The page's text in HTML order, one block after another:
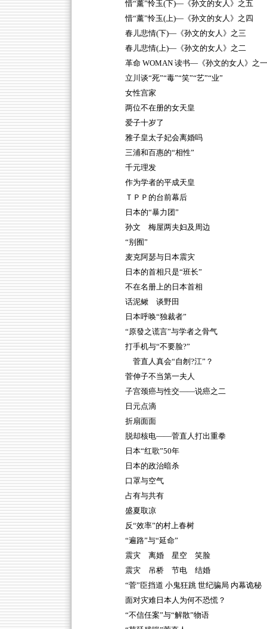
惜“薰”怜玉(下)—《孙文的女人》之五
惜“薰”怜玉(上)—《孙文的女人》之四
春儿悲情(下)—《孙文的女人》之三
春儿悲情(上)—《孙文的女人》之二
革命 WOMAN 读书—《孙文的女人》之一
立川谈“死”“毒”“笑”“艺”“业”
女性宫家
两位不在册的女天皇
爱子十岁了
雅子皇太子妃会离婚吗
三浦和百惠的“相性”
千元理发
作为学者的平成天皇
ＴＰＰ的台前幕后
日本的“暴力团”
孙文 梅屋两夫妇及周边
“别囿”
麦克阿瑟与日本震灾
日本的首相只是“班长”
不在名册上的日本首相
话泥鳅 谈野田
日本呼唤“独裁者”
“原發之谎言”与学者之骨气
打手机与“不要脸?”
菅直人真会“自刎?江”？
菅伸子不当第一夫人
子宫颈癌与性交——说癌之二
日元点滴
折扇面面
脱却核电——菅直人打出重拳
日本“红歌”50年
日本的政治暗杀
口罩与空气
占有与共有
盛夏取凉
反“效率”的村上春树
“遍路”与“延命”
震灾 离婚 星空 笑脸
震灾 吊桥 节电 结婚
“菅”臣挡道 小鬼狂跳 世纪骗局 内幕诡秘
面对灾难日本人为何不恐慌？
“不信任案”与“解散”物语